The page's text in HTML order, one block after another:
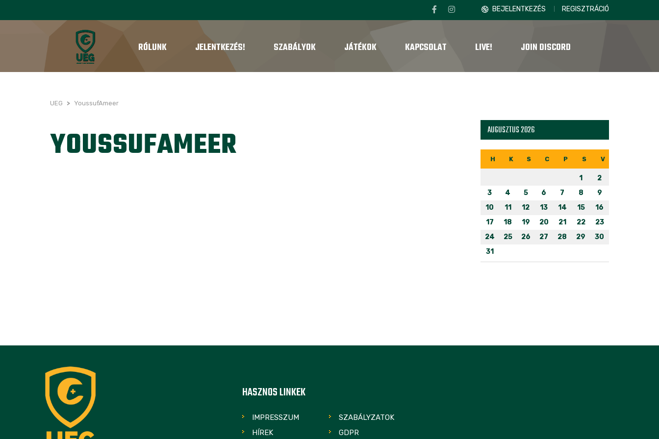
BEJELENTKEZÉS REGISZTRÁCIÓ
RÓLUNK JELENTKEZÉS! SZABÁLYOK JÁTÉKOK KAPCSOLAT LIVE! JOIN DISCORD
UEG > YoussufAmeer
YOUSSUFAMEER AUGUSZTUS 2026
H K S C P S V
1
2
3
4 5 6 7 8
9
10
11 12 13 14 15
16
17
18 19 20 21 22
23
24
25 26 27 28 29
30
31
HASZNOS LINKEK
IMPRESSZUM
SZABÁLYZATOK
HÍREK
GDPR